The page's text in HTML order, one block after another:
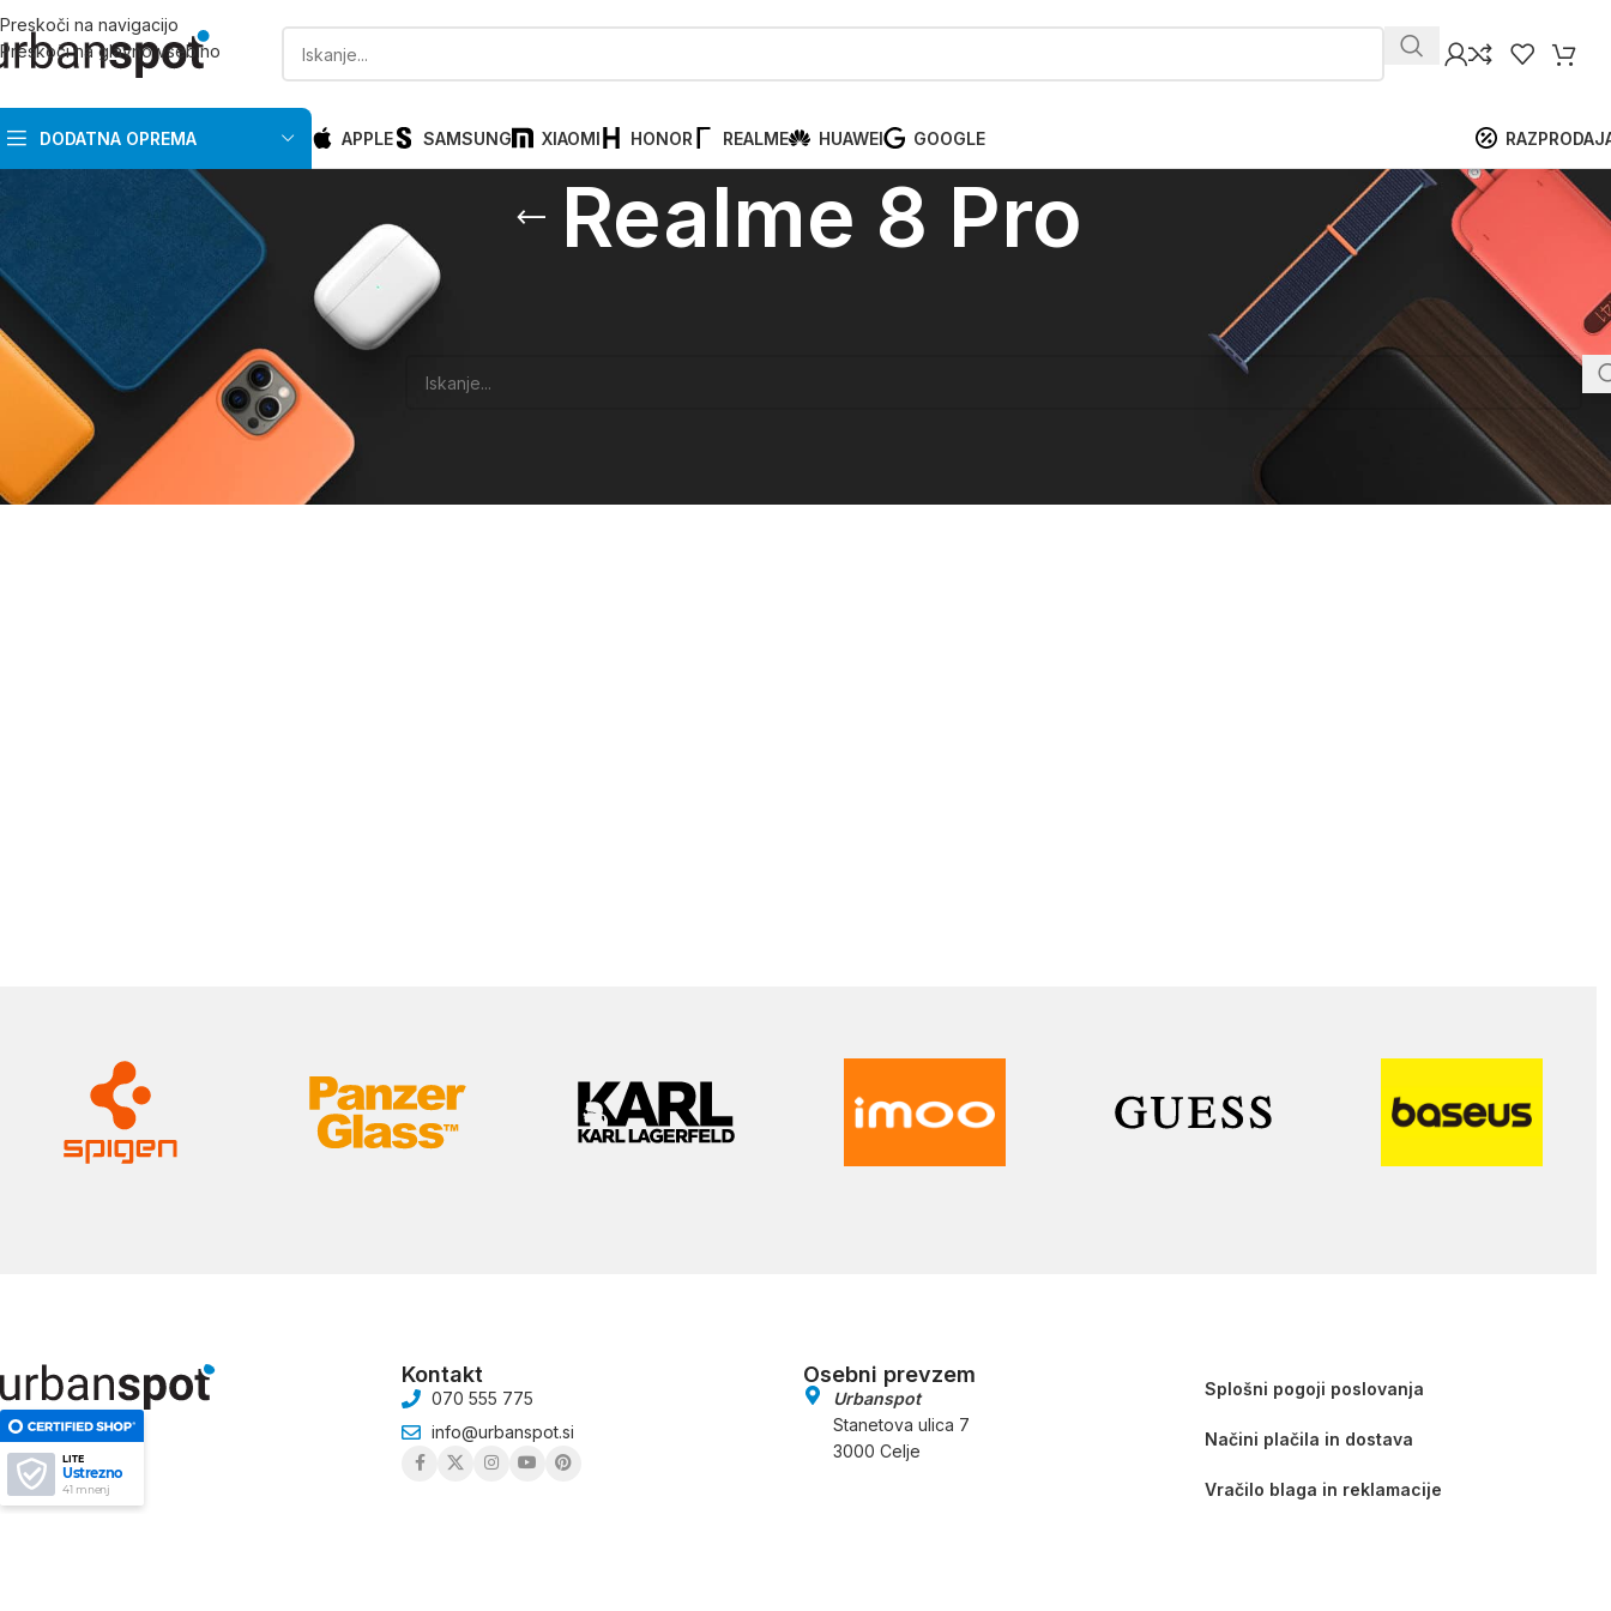
Preskoči na navigacijo
Preskoči na glavno vsebino
DODATNA OPREMA APPLE SAMSUNG XIAOMI HONOR REALME HUAWEI GOOGLE
Realme 8 Pro
ZALOGA
Znižano
Na zalogi
Na zalogi pri dobavitelju
Domov
LITE
Ustrezno
41 mnenj
Kontakt
070 555 775
info@urbanspot.si
Osebni prevzem
Urbanspot
Stanetova ulica 7
3000 Celje
Splošni pogoji poslovanja
Načini plačila in dostava
Vračilo blaga in reklamacije